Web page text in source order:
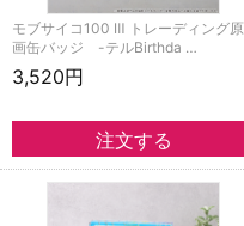
モブサイコ100 Ⅲ トレーディング原
画缶バッジ -テルBirthda …
3,520円